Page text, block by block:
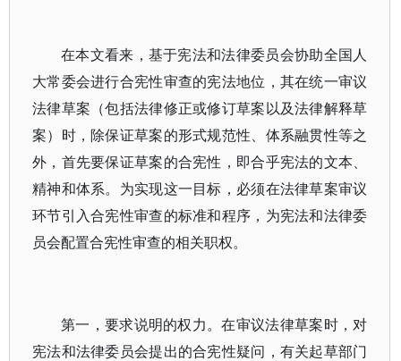
在本文看来，基于宪法和法律委员会协助全国人
大常委会进行合宪性审查的宪法地位，其在统一审议
法律草案（包括法律修正或修订草案以及法律解释草
案）时，除保证草案的形式规范性、体系融贯性等之
外，首先要保证草案的合宪性，即合乎宪法的文本、
精神和体系。为实现这一目标，必须在法律草案审议
环节引入合宪性审查的标准和程序，为宪法和法律委
员会配置合宪性审查的相关职权。
第一，要求说明的权力。在审议法律草案时，对
宪法和法律委员会提出的合宪性疑问，有关起草部门